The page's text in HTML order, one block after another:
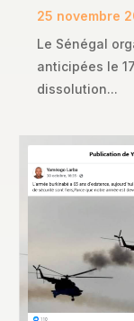
25 novembre
Le Sénégal
anticipées le
dissolution...